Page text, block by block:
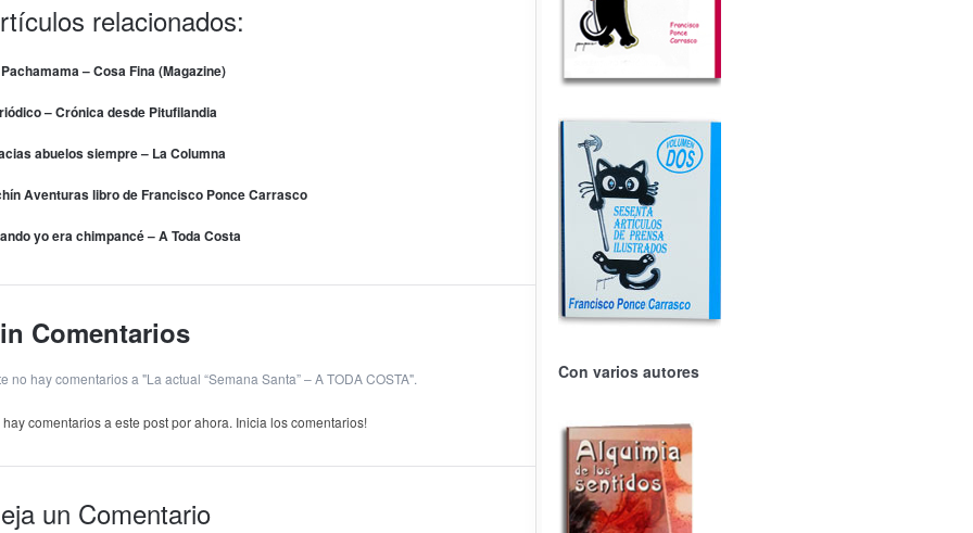
Con varios autores
relacionados:
– Cosa Fina (Magazine)
– Crónica desde Pitufilandia
abuelos siempre – La Columna
Aventuras libro de Francisco Ponce Carrasco
yo era chimpancé – A Toda Costa
Comentarios
no hay comentarios a "La actual “Semana Santa” – A TODA COSTA".
hay comentarios a este post por ahora. Inicia los comentarios!
un Comentario